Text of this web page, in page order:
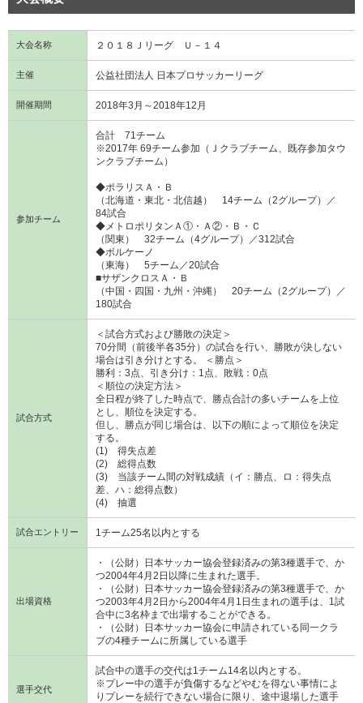
大会名称 ２０１８Ｊリーグ Ｕ－１４
主催 公益社団法人 日本プロサッカーリーグ
開催期間 2018年3月～2018年12月
参加チーム
合計 71チーム
※2017年 69チーム参加（Ｊクラブチーム、既存参加タウ
ンクラブチーム）
◆ポラリスＡ・Ｂ
（北海道・東北・北信越） 14チーム（2グループ）／
84試合
◆メトロポリタンＡ①・Ａ②・Ｂ・Ｃ
（関東） 32チーム（4グループ）／312試合
◆ボルケーノ
（東海） 5チーム／20試合
■サザンクロスＡ・Ｂ
（中国・四国・九州・沖縄） 20チーム（2グループ）／
180試合
試合方式
＜試合方式および勝敗の決定＞
70分間（前後半各35分）の試合を行い、勝敗が決しない
場合は引き分けとする。 ＜勝点＞
勝利：3点、引き分け：1点、敗戦：0点
＜順位の決定方法＞
全日程が終了した時点で、勝点合計の多いチームを上位
とし、順位を決定する。
但し、勝点が同じ場合は、以下の順によって順位を決定
する。
(1) 得失点差
(2) 総得点数
(3) 当該チーム間の対戦成績（イ：勝点、ロ：得失点
差、ハ：総得点数）
(4) 抽選
試合エントリー 1チーム25名以内とする
出場資格
・（公財）日本サッカー協会登録済みの第3種選手で、か
つ2004年4月2日以降に生まれた選手。
・（公財）日本サッカー協会登録済みの第3種選手で、か
つ2003年4月2日から2004年4月1日生まれの選手は、1試
合中に3名枠まで出場することができる。
・（公財）日本サッカー協会に申請されている同一クラ
ブの4種チームに所属している選手
選手交代
試合中の選手の交代は1チーム14名以内とする。
※プレー中の選手が負傷するなどやむを得ない事情によ
りプレーを続行できない場合に限り、途中退場した選手